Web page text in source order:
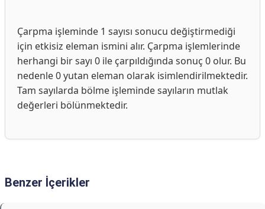
Çarpma işleminde 1 sayısı sonucu değiştirmediği
için etkisiz eleman ismini alır. Çarpma işlemlerinde
herhangi bir sayı 0 ile çarpıldığında sonuç 0 olur. Bu
nedenle 0 yutan eleman olarak isimlendirilmektedir.
Tam sayılarda bölme işleminde sayıların mutlak
değerleri bölünmektedir.
Benzer İçerikler